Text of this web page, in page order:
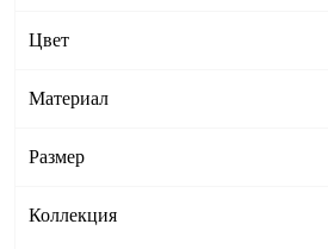
Цвет
Материал
Размер
Коллекция